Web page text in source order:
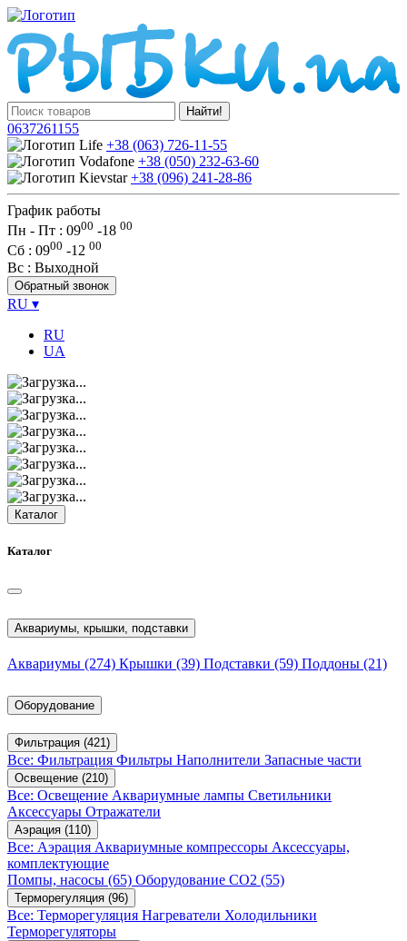
Найти!
0637261155
+38 (063) 726-11-55
+38 (050) 232-63-60
+38 (096) 241-28-86
График работы
Пн - Пт : 0900 -18 00
Сб : 0900 -12 00
Вс : Выходной
Обратный звонок
RU ▾
RU
UA
Каталог
Каталог
Аквариумы, крышки, подставки
Аквариумы (274) Крышки (39) Подставки (59) Поддоны (21)
Оборудование
Фильтрация (421)
Все: Фильтрация Фильтры Наполнители Запасные части
Освещение (210)
Все: Освещение Аквариумные лампы Светильники
Аксессуары Отражатели
Аэрация (110)
Все: Аэрация Аквариумные компрессоры Аксессуары,
комплектующие
Помпы, насосы (65) Оборудование CO2 (55)
Терморегуляция (96)
Все: Терморегуляция Нагреватели Холодильники
Терморегуляторы